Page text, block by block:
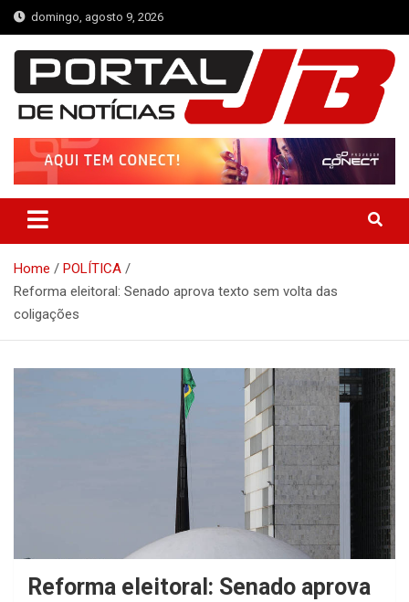
Skip
to
content
domingo, agosto 9, 2026
Portal de Notícias JB
Notícias de Simplício Mendes e Região
Home
POLÍTICA
Reforma eleitoral: Senado aprova texto sem volta das
coligações
Reforma eleitoral: Senado aprova